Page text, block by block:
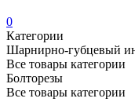
0
Категории
Шарнирно-губцевый
Все товары категории
Болторезы
Все товары категории